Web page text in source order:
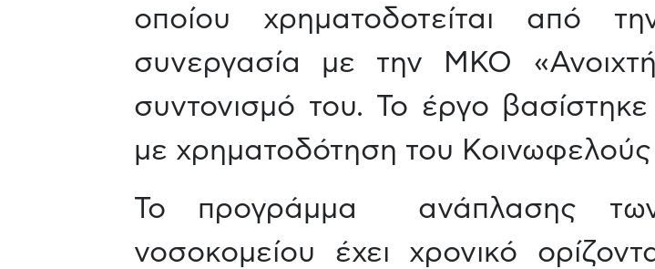
οποίου χρηματοδοτείται από
συνεργασία με την ΜΚΟ
συντονισμό του. Το έργο
με χρηματοδότηση του
Το προγράμμα ανάπλασης των
νοσοκομείου έχει χρονικό